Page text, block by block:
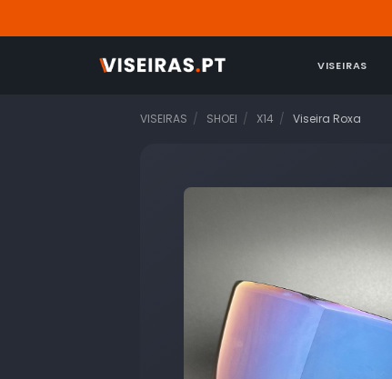
VISEIRAS
VISEIRAS SHOEI X14 Viseira Roxa